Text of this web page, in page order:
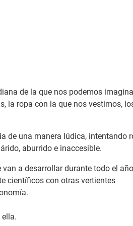
de la que nos podemos
la ropa con la que nos vestimos,
de una manera lúdica, intentando
aburrido e inaccesible.
a desarrollar durante todo el
científicos con otras vertientes